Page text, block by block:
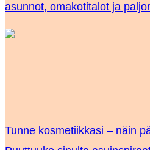
asunnot, omakotitalot ja
Tunne kosmetiikkasi – näin